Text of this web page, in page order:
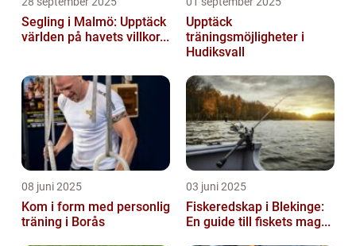
Segling i Malmö: Upptäck
världen på havets villkor...
Upptäck
träningsmöjligheter i
Hudiksvall
08 juni 2025
Kom i form med personlig
träning i Borås
03 juni 2025
Fiskeredskap i Blekinge:
En guide till fiskets mag...